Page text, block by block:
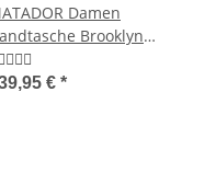
Damen
Brooklyn
Braun
€ *